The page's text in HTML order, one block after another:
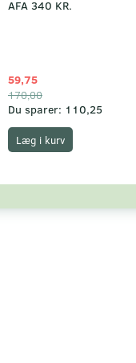
AFA 340 KR.
59,75
170,00
Du sparer: 110,25
Læg i kurv